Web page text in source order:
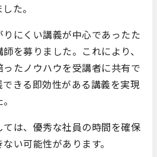
た。
にくい講義が中心であったた
を募りました。これにより、
たノウハウを受講者に共有で
きる即効性がある講義を実現
は、優秀な社員の時間を確保
い可能性があります。